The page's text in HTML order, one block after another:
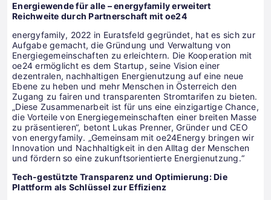
Energiewende für alle – energyfamily erweitert
Reichweite durch Partnerschaft mit oe24
energyfamily, 2022 in Euratsfeld gegründet, hat es sich zur
Aufgabe gemacht, die Gründung und Verwaltung von
Energiegemeinschaften zu erleichtern. Die Kooperation mit
oe24 ermöglicht es dem Startup, seine Vision einer
dezentralen, nachhaltigen Energienutzung auf eine neue
Ebene zu heben und mehr Menschen in Österreich den
Zugang zu fairen und transparenten Stromtarifen zu bieten.
„Diese Zusammenarbeit ist für uns eine einzigartige Chance,
die Vorteile von Energiegemeinschaften einer breiten Masse
zu präsentieren“, betont Lukas Prenner, Gründer und CEO
von energyfamily. „Gemeinsam mit oe24Energy bringen wir
Innovation und Nachhaltigkeit in den Alltag der Menschen
und fördern so eine zukunftsorientierte Energienutzung.“
Tech-gestützte Transparenz und Optimierung: Die
Plattform als Schlüssel zur Effizienz